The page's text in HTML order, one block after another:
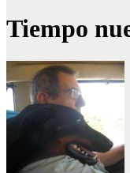
Tiempo